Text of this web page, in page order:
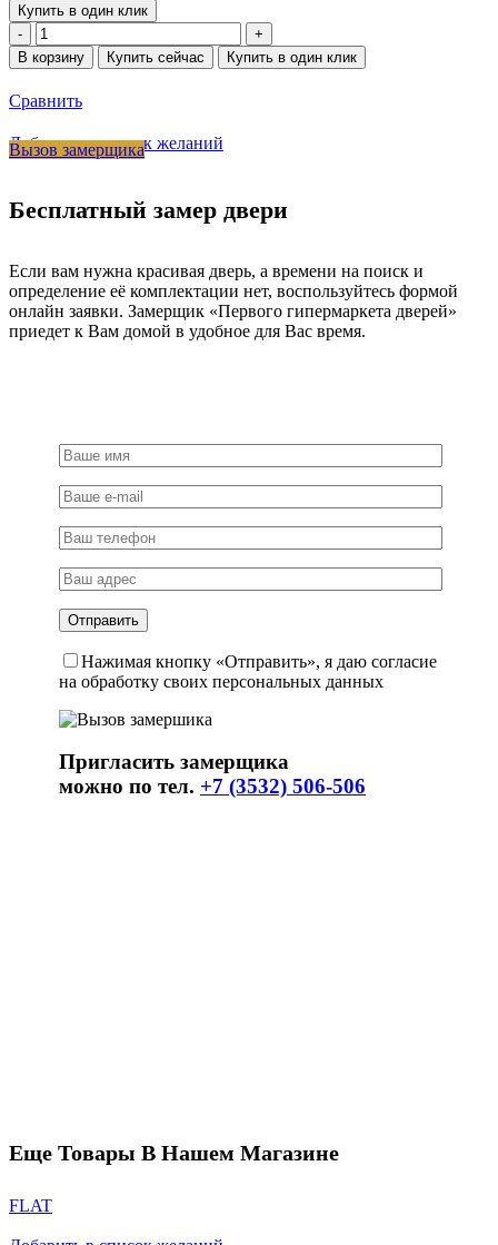
Купить в один клик
Количество
товара
Archie
золото
золото
В корзину Купить сейчас Купить в один клик
Сравнить
Добавить в список желаний
Вызов замерщика
Бесплатный замер двери
Если вам нужна красивая дверь, а времени на поиск и
определение её комплектации нет, воспользуйтесь формой
онлайн заявки. Замерщик «Первого гипермаркета дверей»
приедет к Вам домой в удобное для Вас время.
Нажимая кнопку «Отправить», я даю согласие
на обработку своих персональных данных
Пригласить замерщика
можно по тел. +7 (3532) 506-506
Еще Товары В Нашем Магазине
FLAT